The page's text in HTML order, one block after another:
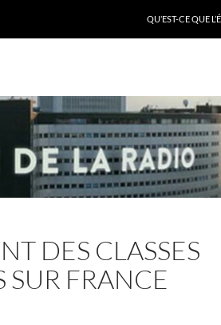
QU’EST-CE QUE
DES CLASSES
SUR FRANCE